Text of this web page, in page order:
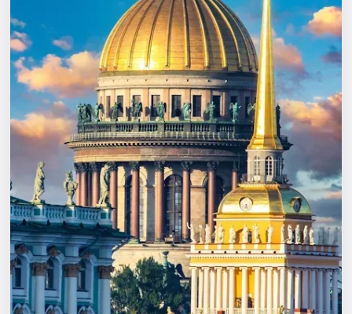
Спорт
События
Города
Площадки
Артисты
Рейтинги